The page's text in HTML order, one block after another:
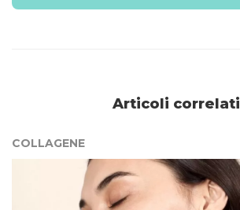
Articoli correlati
COLLAGENE